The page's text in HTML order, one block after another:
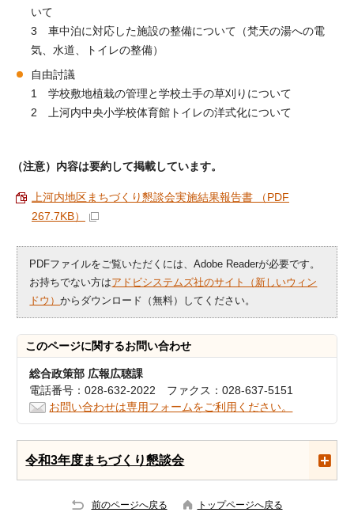
いて
3 車中泊に対応した施設の整備について（梵天の湯への電
気、水道、トイレの整備）
自由討議
1 学校敷地植栽の管理と学校土手の草刈りについて
2 上河内中央小学校体育館トイレの洋式化について
（注意）内容は要約して掲載しています。
上河内地区まちづくり懇談会実施結果報告書 （PDF
267.7KB）
PDFファイルをご覧いただくには、Adobe Readerが必要です。
お持ちでない方はアドビシステムズ社のサイト（新しいウィン
ドウ）からダウンロード（無料）してください。
このページに関するお問い合わせ
総合政策部 広報広聴課
電話番号：028-632-2022 ファクス：028-637-5151
お問い合わせは専用フォームをご利用ください。
令和3年度まちづくり懇談会
前のページへ戻る トップページへ戻る